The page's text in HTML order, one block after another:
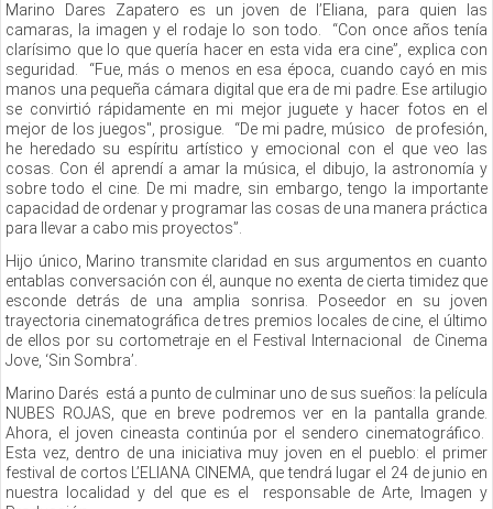
Marino Dares Zapatero es un joven de l’Eliana, para quien las
camaras, la imagen y el rodaje lo son todo. “Con once años tenía
clarísimo que lo que quería hacer en esta vida era cine”, explica con
seguridad. “Fue, más o menos en esa época, cuando cayó en mis
manos una pequeña cámara digital que era de mi padre. Ese artilugio
se convirtió rápidamente en mi mejor juguete y hacer fotos en el
mejor de los juegos", prosigue. “De mi padre, músico de profesión,
he heredado su espíritu artístico y emocional con el que veo las
cosas. Con él aprendí a amar la música, el dibujo, la astronomía y
sobre todo el cine. De mi madre, sin embargo, tengo la importante
capacidad de ordenar y programar las cosas de una manera práctica
para llevar a cabo mis proyectos”.
Hijo único, Marino transmite claridad en sus argumentos en cuanto
entablas conversación con él, aunque no exenta de cierta timidez que
esconde detrás de una amplia sonrisa. Poseedor en su joven
trayectoria cinematográfica de tres premios locales de cine, el último
de ellos por su cortometraje en el Festival Internacional de Cinema
Jove, ‘Sin Sombra’.
Marino Darés está a punto de culminar uno de sus sueños: la película
NUBES ROJAS, que en breve podremos ver en la pantalla grande.
Ahora, el joven cineasta continúa por el sendero cinematográfico.
Esta vez, dentro de una iniciativa muy joven en el pueblo: el primer
festival de cortos L’ELIANA CINEMA, que tendrá lugar el 24 de junio en
nuestra localidad y del que es el responsable de Arte, Imagen y